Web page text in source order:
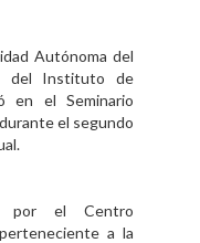
Autónoma del
del Instituto de
en el Seminario
el segundo
por el Centro
a la